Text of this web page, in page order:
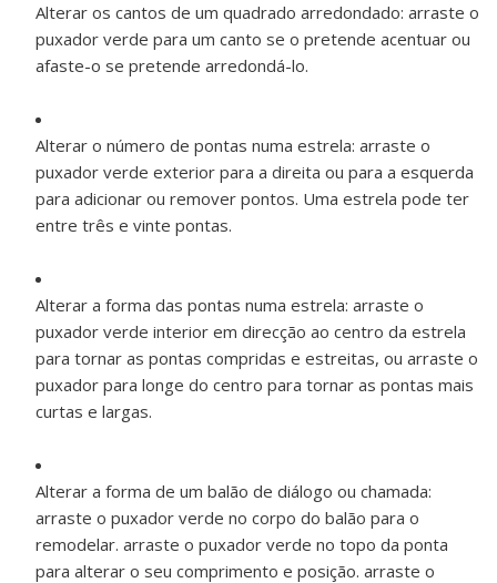
Alterar os cantos de um quadrado arredondado: arraste o
puxador verde para um canto se o pretende acentuar ou
afaste-o se pretende arredondá-lo.
Alterar o número de pontas numa estrela: arraste o
puxador verde exterior para a direita ou para a esquerda
para adicionar ou remover pontos. Uma estrela pode ter
entre três e vinte pontas.
Alterar a forma das pontas numa estrela: arraste o
puxador verde interior em direcção ao centro da estrela
para tornar as pontas compridas e estreitas, ou arraste o
puxador para longe do centro para tornar as pontas mais
curtas e largas.
Alterar a forma de um balão de diálogo ou chamada:
arraste o puxador verde no corpo do balão para o
remodelar. arraste o puxador verde no topo da ponta
para alterar o seu comprimento e posição. arraste o